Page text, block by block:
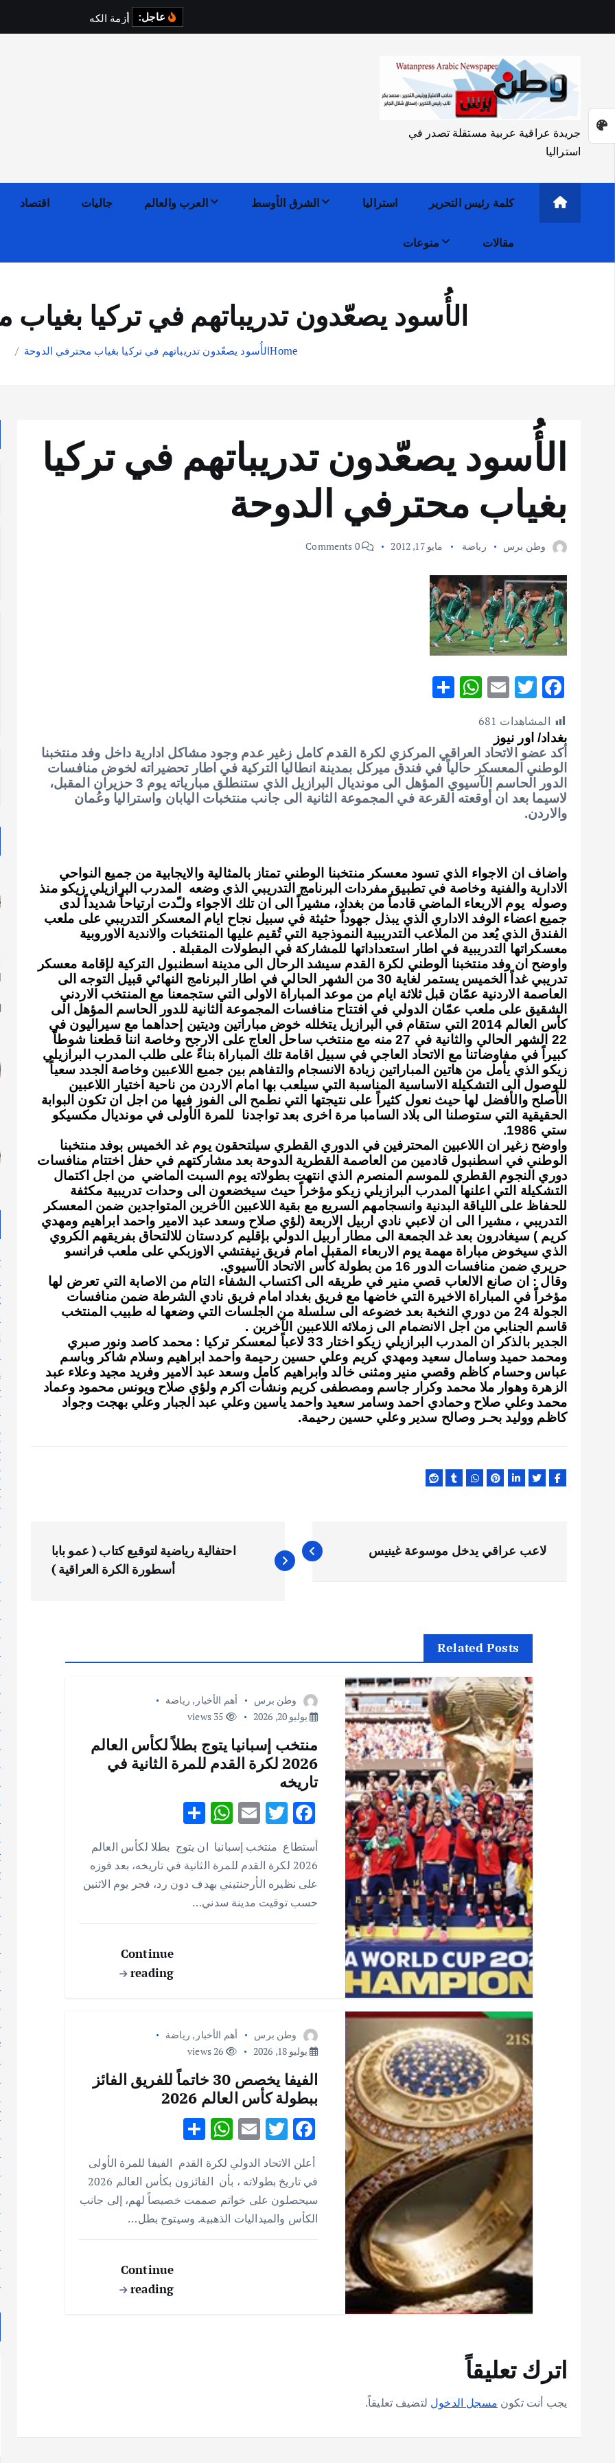
عاجل: أزمة ال هر باء في
جريدة عراقية عربية مستقلة تصدر في
استراليا
كلمة رئيس التحرير استراليا الشرق الأوسط العرب والعالم جاليات اقتصاد
مقالات منوعات
الأُسود يصعّدون تدريباتهم في تركيا
Homeالأُسود يصعّدون تدريباتهم في تركيا بغياب محترفي الدوحة
الأُسود يصعّدون تدريباتهم في تركيا
بغياب محترفي الدوحة
وطن برس رياضة مايو 17, 2012 0 Comments
F
ac
e
b
o
o
k
T
w
it
te
r
E
ai
l
W
s
A
p
e
المشاهدات 681
بغداد/ اور نيوز
أكد عضو الاتحاد العراقي المركزي لكرة القدم كامل زغير عدم وجود مشاكل ادارية داخل وفد منتخبنا
الوطني المعسكر حالياً في فندق ميركل بمدينة انطاليا التركية في اطار تحضيراته لخوض منافسات
الدور الحاسم الآسيوي المؤهل الى مونديال البرازيل الذي ستنطلق مبارياته يوم 3 حزيران المقبل،
لاسيما بعد ان أوقعته القرعة في المجموعة الثانية الى جانب منتخبات اليابان واستراليا وعُمان
والاردن.
واضاف ان الاجواء الذي تسود معسكر منتخبنا الوطني تمتاز بالمثالية والايجابية من جميع النواحي
الادارية والفنية وخاصة في تطبيق مفردات البرنامج التدريبي الذي وضعه المدرب البرازيلي زيكو منذ
وصوله يوم الاربعاء الماضي قادماً من بغداد، مشيراً الى ان تلك الاجواء ولـّدت ارتياحاً شديداً لدى
جميع اعضاء الوفد الاداري الذي يبذل جهوداً حثيثة في سبيل نجاح ايام المعسكر التدريبي على ملعب
الفندق الذي يُعد من الملاعب التدريبية النموذجية التي تُقيم عليها المنتخبات والاندية الاوروبية
معسكراتها التدريبية في اطار استعداداتها للمشاركة في البطولات المقبلة .
واوضح ان وفد منتخبنا الوطني لكرة القدم سيشد الرحال الى مدينة اسطنبول التركية لإقامة معسكر
تدريبي غداً الخميس يستمر لغاية 30 من الشهر الحالي في اطار البرنامج النهائي قبيل التوجه الى
العاصمة الاردنية عمّان قبل ثلاثة ايام من موعد المباراة الاولى التي ستجمعنا مع المنتخب الاردني
الشقيق على ملعب عمّان الدولي في افتتاح منافسات المجموعة الثانية للدور الحاسم المؤهل الى
كأس العالم 2014 التي ستقام في البرازيل يتخلله خوض مباراتين وديتين إحداهما مع سيراليون في
22 الشهر الحالي والثانية في 27 منه مع منتخب ساحل العاج على الارجح وخاصة اننا قطعنا شوطاً
كبيراً في مفاوضاتنا مع الاتحاد العاجي في سبيل اقامة تلك المباراة بناءً على طلب المدرب البرازيلي
زيكو الذي يأمل من هاتين المباراتين زيادة الانسجام والتفاهم بين جميع اللاعبين وخاصة الجدد سعياً
للوصول الى التشكيلة الاساسية المناسبة التي سيلعب بها امام الاردن من ناحية اختيار اللاعبين
الأصلح والأفضل لها حيث نعول كثيراً على نتيجتها التي نطمح الى الفوز فيها من اجل ان تكون البوابة
الحقيقية التي ستوصلنا الى بلاد السامبا مرة اخرى بعد تواجدنا للمرة الأولى في مونديال مكسيكو
ستي 1986.
واوضح زغير ان اللاعبين المحترفين في الدوري القطري سيلتحقون يوم غد الخميس بوفد منتخبنا
الوطني في اسطنبول قادمين من العاصمة القطرية الدوحة بعد مشاركتهم في حفل اختتام منافسات
دوري النجوم القطري للموسم المنصرم الذي انتهت بطولاته يوم السبت الماضي من اجل اكتمال
التشكيلة التي اعلنها المدرب البرازيلي زيكو مؤخراً حيث سيخضعون الى وحدات تدريبية مكثفة
للحفاظ على اللياقة البدنية وانسجامهم السريع مع بقية اللاعبين الآخرين المتواجدين ضمن المعسكر
التدريبي ، مشيرا الى ان لاعبي نادي اربيل الاربعة (لؤي صلاح وسعد عبد الامير واحمد ابراهيم ومهدي
كريم ) سيغادرون بعد غد الجمعة الى مطار أربيل الدولي بإقليم كردستان للالتحاق بفريقهم الكروي
الذي سيخوض مباراة مهمة يوم الاربعاء المقبل امام فريق نيفتشي الاوزبكي على ملعب فرانسو
حريري ضمن منافسات الدور 16 من بطولة كأس الاتحاد الآسيوي.
وقال : ان صانع الالعاب قصي منير في طريقه الى اكتساب الشفاء التام من الاصابة التي تعرض لها
مؤخراً في المباراة الاخيرة التي خاضها مع فريق بغداد امام فريق نادي الشرطة ضمن منافسات
الجولة 24 من دوري النخبة بعد خضوعه الى سلسلة من الجلسات التي وضعها له طبيب المنتخب
قاسم الجنابي من اجل الانضمام الى زملائه اللاعبين الآخرين .
الجدير بالذكر ان المدرب البرازيلي زيكو اختار 33 لاعباً لمعسكر تركيا : محمد كاصد ونور صبري
ومحمد حميد وسامال سعيد ومهدي كريم وعلي حسين رحيمة واحمد ابراهيم وسلام شاكر وباسم
عباس وحسام كاظم وقصي منير ومثنى خالد وابراهيم كامل وسعد عبد الامير وفريد مجيد وعلاء عبد
الزهرة وهوار ملا محمد وكرار جاسم ومصطفى كريم ونشأت اكرم ولؤي صلاح ويونس محمود وعماد
محمد وعلي صلاح وحمادي احمد وسامر سعيد واحمد ياسين وعلي عبد الجبار وعلي بهجت وجواد
كاظم ووليد بحـر وصالح سدير وعلي حسين رحيمة.
لاعب عراقي يدخل موسوعة غينيس
احتفالية رياضية لتوقيع كتاب ( عمو بابا
أسطورة الكرة العراقية )
Related Posts
وطن برس أهم الأخبار , رياضة
يوليو 20, 2026
منتخب إسبانيا يتوج بطلاً لكأس العالم
2026 لكرة القدم للمرة الثانية في
تاريخه
F
ac
e
b
o
o
T
it
te
r
E
m
ai
l
W
h
at
s
A
p
S
ar
e
أستطاع منتخب إسبانيا ان يتوج بطلا لكأس العالم
2026 لكرة القدم للمرة الثانية في تاريخه، بعد فوزه
على نظيره الأرجنتيني بهدف دون رد، فجر يوم الاثنين
حسب توقيت مدينة سدني…
Continue
reading
وطن برس أهم الأخبار , رياضة
يوليو 18, 2026
الفيفا يخصص 30 خاتماً للفريق الفائز
ببطولة كأس العالم 2026
F
ac
e
b
o
o
T
w
it
te
r
E
m
ai
l
W
h
at
s
A
p
S
h
ar
e
أعلن الاتحاد الدولي لكرة القدم الفيفا للمرة الأولى
في تاريخ بطولاته ، بأن الفائزون بكأس العالم 2026
سيحصلون على خواتم صممت خصيصاً لهم، إلى جانب
الكأس والميداليات الذهبية. وسيتوج بطل…
Continue
reading
اترك تعليقاً
يجب أنت تكون مسجل الدخول لتضيف تعليقاً.